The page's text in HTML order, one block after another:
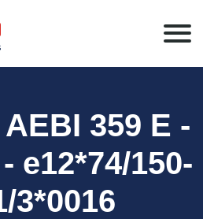
359 E -
e12*74/150-
3*0016